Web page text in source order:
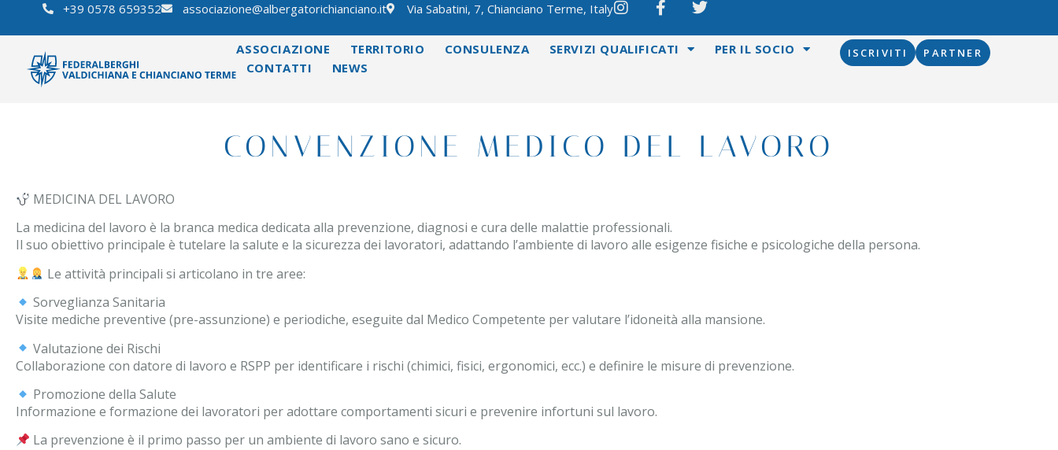
+39 0578 659352 associazione@albergatorichianciano.it Via Sabatini, 7, Chianciano Terme, Italy
ASSOCIAZIONE TERRITORIO CONSULENZA SERVIZI QUALIFICATI
PER IL SOCIO
CONTATTI
NEWS
ISCRIVITI PARTNER
CONVENZIONE MEDICO DEL LAVORO
MEDICINA DEL LAVORO
La medicina del lavoro è la branca medica dedicata alla prevenzione, diagnosi e cura delle malattie professionali.
Il suo obiettivo principale è tutelare la salute e la sicurezza dei lavoratori, adattando l’ambiente di lavoro alle esigenze fisiche e psicologiche della persona.
Le attività principali si articolano in tre aree:
Sorveglianza Sanitaria
Visite mediche preventive (pre-assunzione) e periodiche, eseguite dal Medico Competente per valutare l’idoneità alla mansione.
Valutazione dei Rischi
Collaborazione con datore di lavoro e RSPP per identificare i rischi (chimici, fisici, ergonomici, ecc.) e definire le misure di prevenzione.
Promozione della Salute
Informazione e formazione dei lavoratori per adottare comportamenti sicuri e prevenire infortuni sul lavoro.
La prevenzione è il primo passo per un ambiente di lavoro sano e sicuro.